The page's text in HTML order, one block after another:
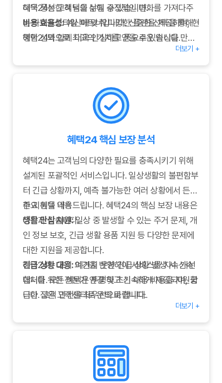
더욱 풍성한 혜택을 누릴 수 있습니다.
비용 효율성:예산에 맞춰 다양한 플랜을 제공하며, 현
명한 선택으로 최고의 가치를 얻을 수 있습니다.
전문 고객 지원 팀이 항시 대기하여, 문
제 발생 시 신속하고 정확한 해결을 돕습니다.
혜택24는 고객님의 삶에 긍정적인 변화를 가져다주
는 라이프스타일 파트너입니다. 신중한 선택을 통해
혜택24와 함께 더욱 안심하고 풍요로운 일상을 만들
더보기 +
혜택24 핵심 보장 분석
혜택24는 고객님의 다양한 필요를 충족시키기 위해
설계된 포괄적인 서비스입니다. 일상생활의 불편함부
터 긴급 상황까지, 예측 불가능한 여러 상황에서 든든
한 지원을 약속드립니다. 혜택24의 핵심 보장 내용은
다음과 같습니다.
주요 혜택 내용
생활 안심 지원:일상 중 발생할 수 있는 주거 문제, 개
인 정보 보호, 긴급 생활 용품 지원 등 다양한 문제에
대한 지원을 제공합니다.
긴급 상황 대응:예기치 못한 긴급 상황 발생 시 신속
대처를 위한 전문가 연결 및 초기 대응 비용을 지원합
니다. 고객 안전을 최우선으로 합니다.
개인 건강 상태에 맞는 맞춤형 상
담, 전문 의료기관 연계, 비상 의료 지원 등을 제공하
예기치 않은 재정적 어려움에 대비
해 전문가 상담을 제공하고, 조건에 따라 재정 지원을
혜택24는 고객 의견을 반영하여 서비스를 지속 개선
합니다. 모든 혜택은 투명하고 신속하게 제공되며, 궁
금한 점은 고객센터로 문의 바랍니다.
더보기 +